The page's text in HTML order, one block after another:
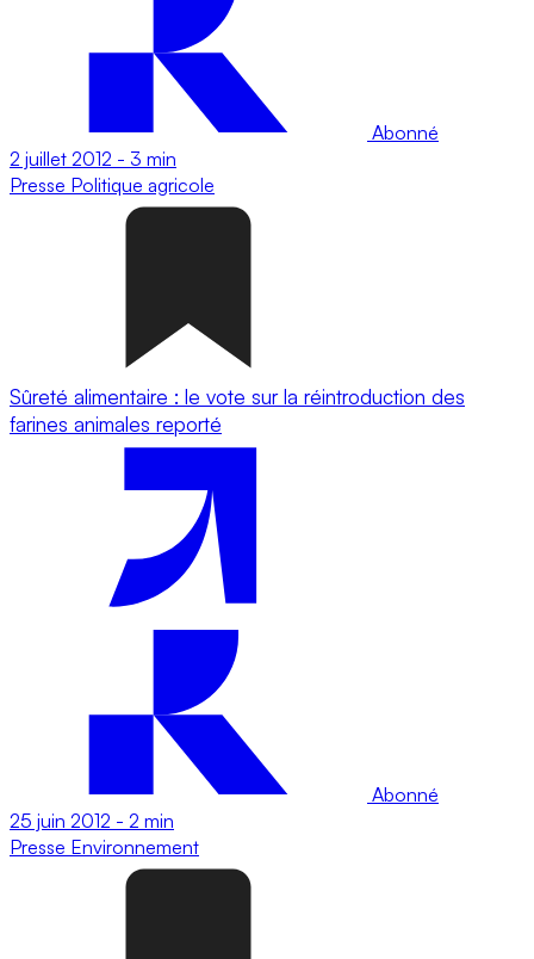
Abonné
2 juillet 2012 - 3 min
Presse Politique agricole
Sûreté alimentaire : le vote sur la réintroduction des
farines animales reporté
Abonné
25 juin 2012 - 2 min
Presse Environnement